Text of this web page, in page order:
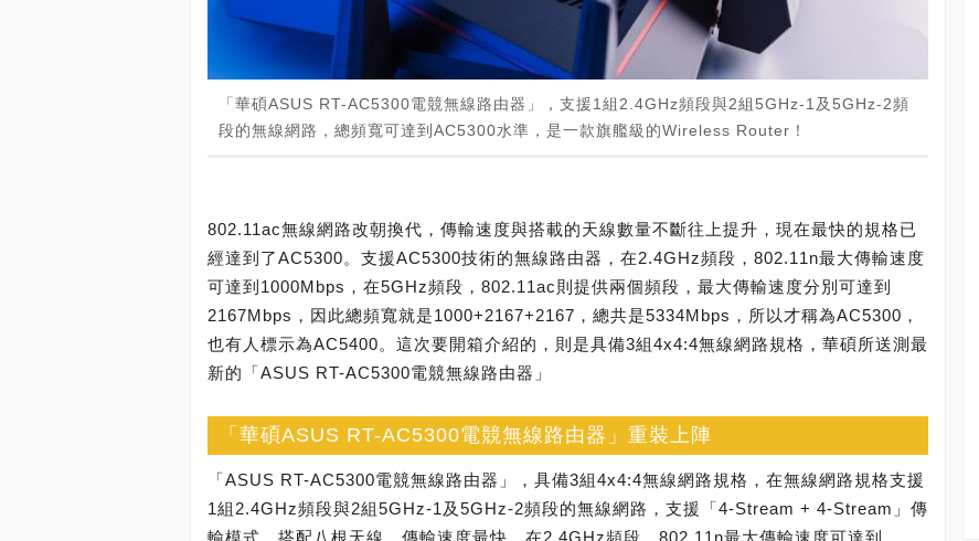
「華碩ASUS RT-AC5300電競無線路由器」，支援1組2.4GHz頻段與2組5GHz-1及5GHz-2頻
段的無線網路，總頻寬可達到AC5300水準，是一款旗艦級的Wireless Router！
802.11ac無線網路改朝換代，傳輸速度與搭載的天線數量不斷往上提升，現在最快的規格已
經達到了AC5300。支援AC5300技術的無線路由器，在2.4GHz頻段，802.11n最大傳輸速度
可達到1000Mbps，在5GHz頻段，802.11ac則提供兩個頻段，最大傳輸速度分別可達到
2167Mbps，因此總頻寬就是1000+2167+2167，總共是5334Mbps，所以才稱為AC5300，
也有人標示為AC5400。這次要開箱介紹的，則是具備3組4x4:4無線網路規格，華碩所送測最
新的「ASUS RT-AC5300電競無線路由器」
「華碩ASUS RT-AC5300電競無線路由器」重裝上陣
「ASUS RT-AC5300電競無線路由器」，具備3組4x4:4無線網路規格，在無線網路規格支援
1組2.4GHz頻段與2組5GHz-1及5GHz-2頻段的無線網路，支援「4-Stream + 4-Stream」傳
輸模式，搭配八根天線，傳輸速度最快，在2.4GHz頻段，802.11n最大傳輸速度可達到